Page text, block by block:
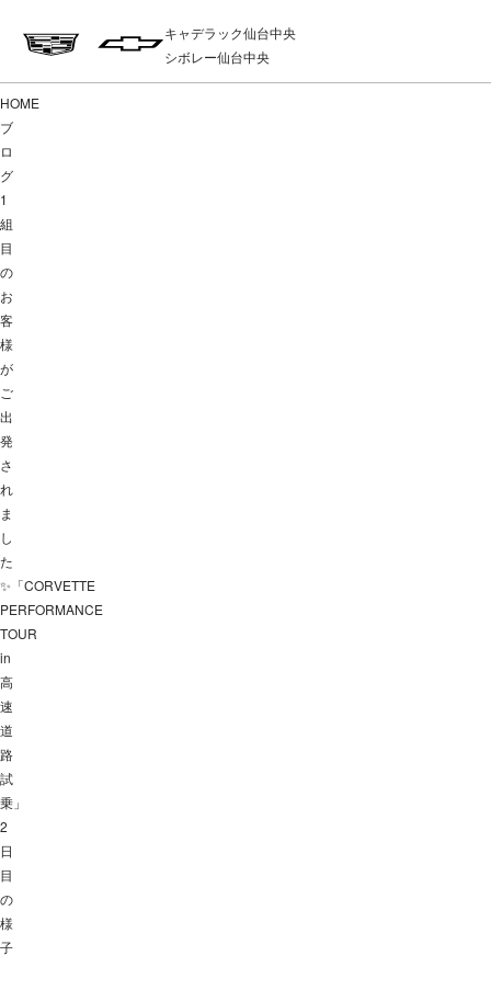
キャデラック仙台中央
シボレー仙台中央
HOME
ブ
ロ
グ
1
組
目
の
お
客
様
が
ご
出
発
さ
れ
ま
し
た
✨「CORVETTE
PERFORMANCE
TOUR
in
高
速
道
路
試
乗」
2
日
目
の
様
子